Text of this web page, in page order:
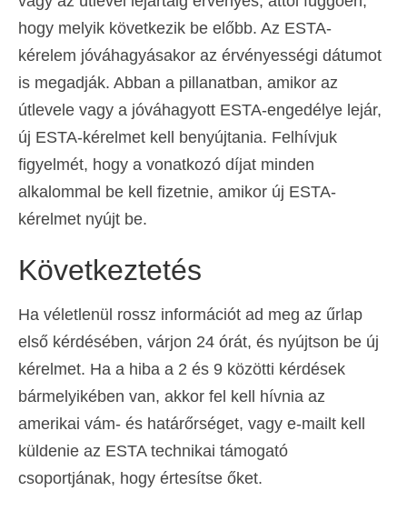
hogy melyik következik be előbb. Az ESTA-
kérelem jóváhagyásakor az érvényességi dátumot
is megadják. Abban a pillanatban, amikor az
útlevele vagy a jóváhagyott ESTA-engedélye lejár,
új ESTA-kérelmet kell benyújtania. Felhívjuk
figyelmét, hogy a vonatkozó díjat minden
alkalommal be kell fizetnie, amikor új ESTA-
kérelmet nyújt be.
Következtetés
Ha véletlenül rossz információt ad meg az űrlap
első kérdésében, várjon 24 órát, és nyújtson be új
kérelmet. Ha a hiba a 2 és 9 közötti kérdések
bármelyikében van, akkor fel kell hívnia az
amerikai vám- és határőrséget, vagy e-mailt kell
küldenie az ESTA technikai támogató
csoportjának, hogy értesítse őket.